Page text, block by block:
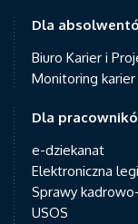
Dla
Biuro Karier i
Monitoring
Dla
e-dziekanat
Elektroniczna
Sprawy
USOS